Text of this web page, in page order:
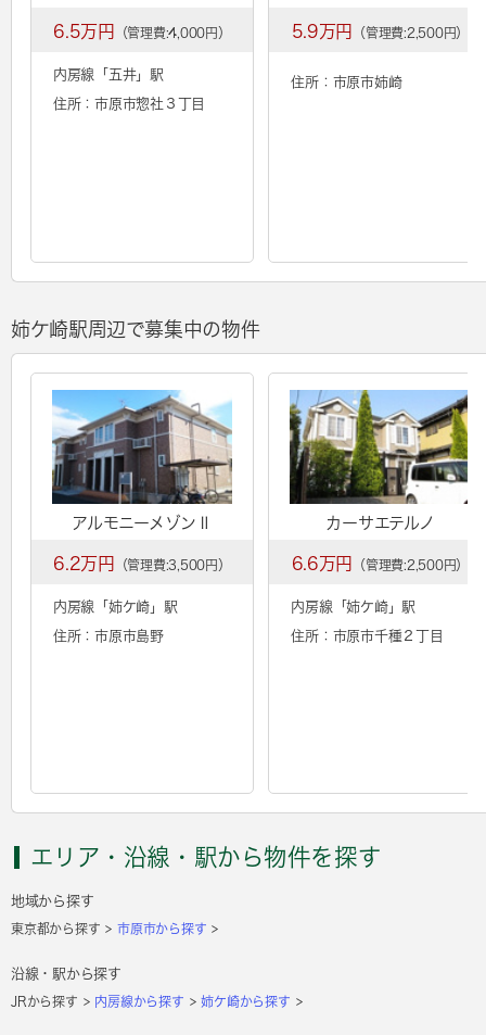
6.5万円 （管理費:4,000円）
内房線「 五井」駅
住所：市原市惣社３丁目
5.9万円 （管理費:2,500円）
住所：市原市姉崎
姉ケ崎駅周辺で募集中の物件
アルモニーメゾンⅡ
6.2万円 （管理費:3,500円）
内房線「 姉ケ崎 」駅
住所：市原市島野
カーサエテルノ
6.6万円 （管理費:2,500円）
内房線「姉ケ崎」駅
住所：市原市千種２丁目
エリア・沿線・駅から物件を探す
地域から探す
東京都から探す 市原市から探す
沿線・駅から探す
JRから探す 内房線から探す 姉ケ崎から探す